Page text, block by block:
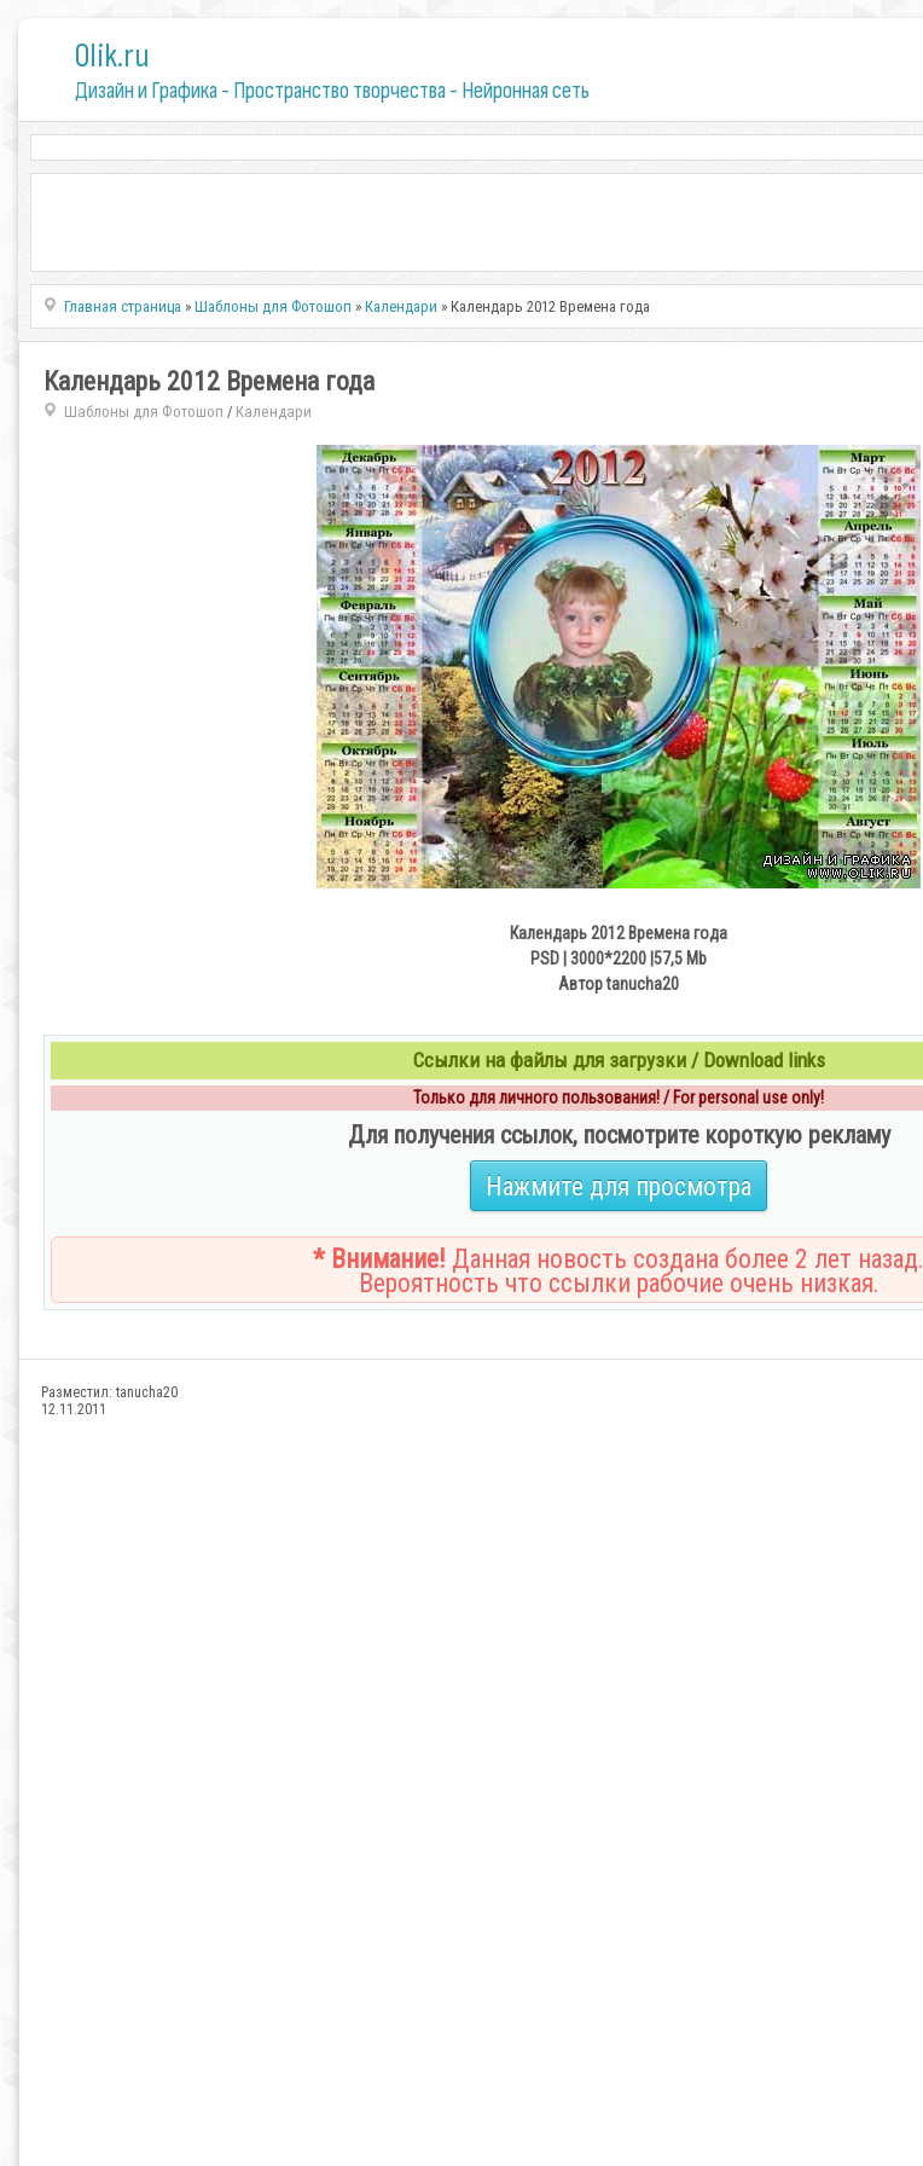
0lik.ru
Дизайн и Графика - Пространство творчества - Нейронная сеть
Главная страница »Шаблоны для Фотошоп »Календари » Календарь 2012 Времена года
Календарь 2012 Времена года
Шаблоны для Фотошоп / Календари
Календарь 2012 Времена года
PSD | 3000*2200 |57,5 Mb
Автор tanucha20
Ссылки на файлы для загрузки / Download links
Только для личного пользования! / For personal use only!
Для получения ссылок, посмотрите короткую рекламу
Нажмите для просмотра
* Внимание! Данная новость создана более 2 лет назад.
Вероятность что ссылки рабочие очень низкая.
Разместил: tanucha20
12.11.2011